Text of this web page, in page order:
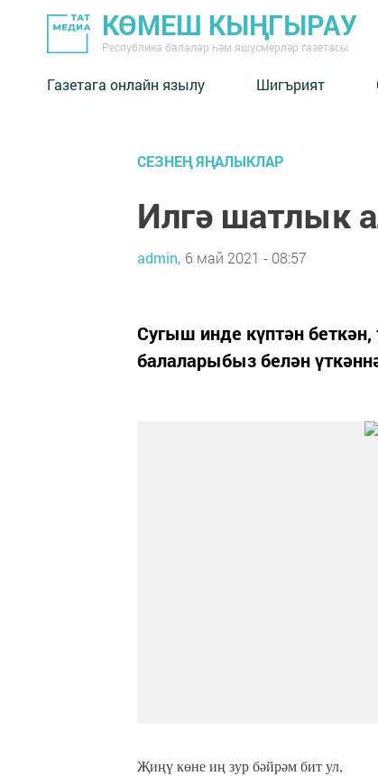
КӨМЕШ КЫҢГЫРАУ
Республика балалар һәм яшүсмерләр газетасы
Газетага онлайн язылу Шигърият
СЕЗНЕҢ ЯҢАЛЫКЛАР
Илгә шатлык
admin, 6 май 2021 - 08:57
Сугыш инде күптән
балаларыбыз белән
Җиңү көне иң зур бәйрәм бит ул,